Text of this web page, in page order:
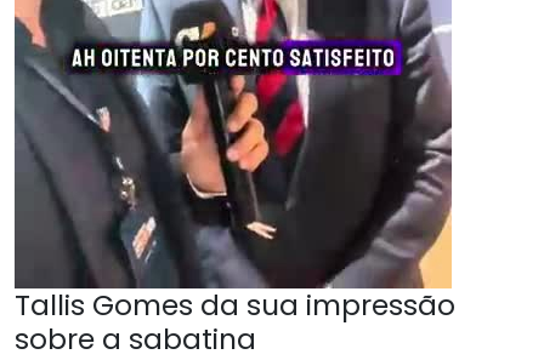
Tallis Gomes da sua impressão
sobre a sabatina